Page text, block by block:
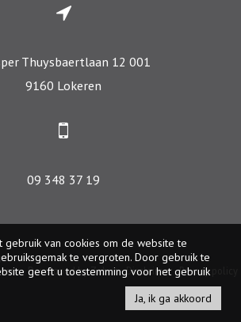
Thuysbaertlaan 12 001
9160 Lokeren
09 348 37 19
- Developed by Zabun-Disclaimer -Privacy policy
gebruik van cookies om de website te
te vergroten. Door gebruik te
geeft u toestemming voor het gebruik
Ja, ik ga akkoord